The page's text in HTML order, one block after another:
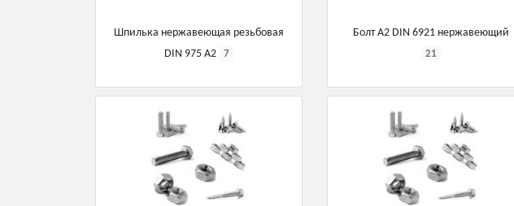
Шпилька нержавеющая резьбовая
DIN 975 А2
7
Болт А2 DIN 6921 нержавеющий
21